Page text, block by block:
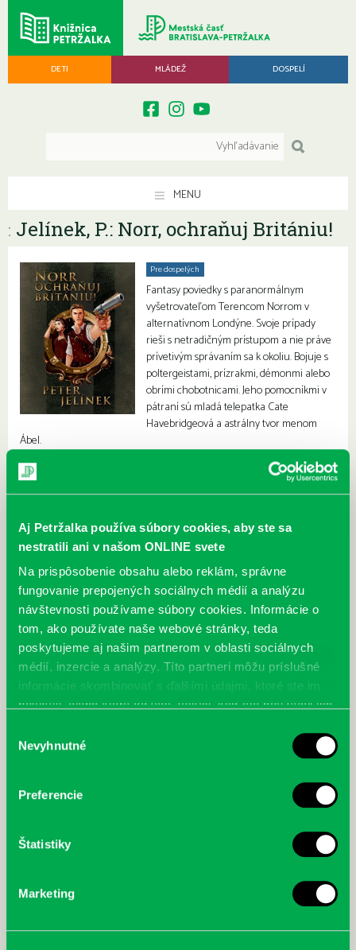
Aj Petržalka používa súbory cookies, aby ste sa
nestratili ani v našom ONLINE svete
Na prispôsobenie obsahu alebo reklám, správne
fungovanie prepojených sociálnych médií a analýzu
návštevnosti používame súbory cookies. Informácie o
tom, ako používate naše webové stránky, teda
poskytujeme aj našim partnerom v oblasti sociálnych
médií, inzercie a analýzy. Títo partneri môžu príslušné
informácie skombinovať s ďalšími údajmi, ktoré ste im
poskytli, alebo ktoré od vás získali, keď ste používali ich
súhlasu
Nevyhnutné
Preferencie
Štatistiky
Marketing
DETI MLÁDEŽ DOSPELÍ
MENU
: Jelínek, P.: Norr, ochraňuj Britániu!
Pre dospelých
Fantasy poviedky s paranormálnym
vyšetrovateľom Terencom Norrom v
alternatívnom Londýne. Svoje prípady
rieši s netradičným prístupom a nie práve
prívetivým správaním sa k okoliu. Bojuje s
poltergeistami, prízrakmi, démonmi alebo
obrími chobotnicami. Jeho pomocníkmi v
pátraní sú mladá telepatka Cate
Havebridgeová a astrálny tvor menom
Ábel.
cyklistu modernej doby: